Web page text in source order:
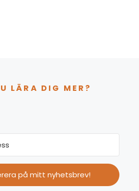
LÄRA DIG MER?
på mitt nyhetsbrev!